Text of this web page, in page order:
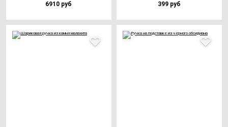
6910 руб 399 руб